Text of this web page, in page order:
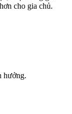
cho gia chủ.
hưởng.